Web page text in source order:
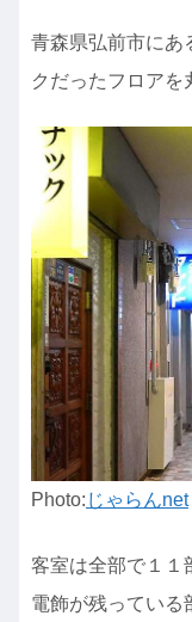
青森県弘前市にあ
クだったフロアを
Photo: じゃらんnet
客室は全部で１１
電飾が残っている